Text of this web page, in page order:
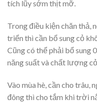
tích lũy sớm thịt mỡ.
Trong điều kiện chăn thả,
triển thì cần bổ sung cỏ
Cũng có thể phải bổ sung
năng suất và chất lượng
Vào mùa hè, cần cho trâu,
đông thì cho tắm khi trời